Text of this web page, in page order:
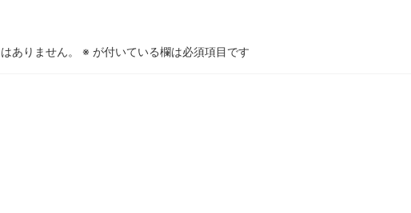
ありません。 ※ が付いている欄は必須項目です